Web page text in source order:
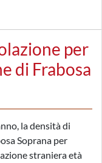
per
di Frabosa
la densità di
Soprana per
straniera età